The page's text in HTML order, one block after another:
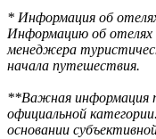
* Информация об
Информацию об отелях
менеджера
начала путешествия.
**Важная информация
официальной
основании